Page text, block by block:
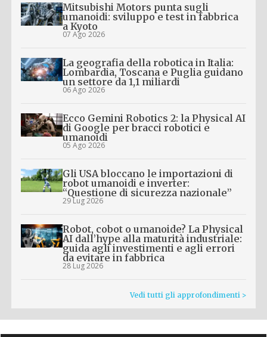
Mitsubishi Motors punta sugli
umanoidi: sviluppo e test in fabbrica
a Kyoto
07 Ago 2026
La geografia della robotica in Italia:
Lombardia, Toscana e Puglia guidano
un settore da 1,1 miliardi
06 Ago 2026
Ecco Gemini Robotics 2: la Physical AI
di Google per bracci robotici e
umanoidi
05 Ago 2026
Gli USA bloccano le importazioni di
robot umanoidi e inverter:
“Questione di sicurezza nazionale”
29 Lug 2026
Robot, cobot o umanoide? La Physical
AI dall’hype alla maturità industriale:
guida agli investimenti e agli errori
da evitare in fabbrica
28 Lug 2026
Vedi tutti gli approfondimenti >